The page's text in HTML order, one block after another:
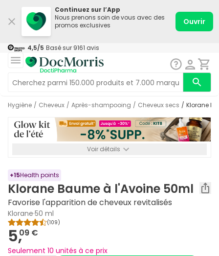
Continuez sur l’App
Nous prenons soin de vous avec des
promos exclusives
Ouvrir
4,5/5 Basé sur 9161 avis
Hygiène / Cheveux / Après-shampooing / Cheveux secs / Klorane
Voir détails
+15Health points
Klorane Baume à l'Avoine 50ml
Favorise l'apparition de cheveux revitalisés
Klorane·50 ml
(109)
5,09 €
Seulement 10 unités à ce prix